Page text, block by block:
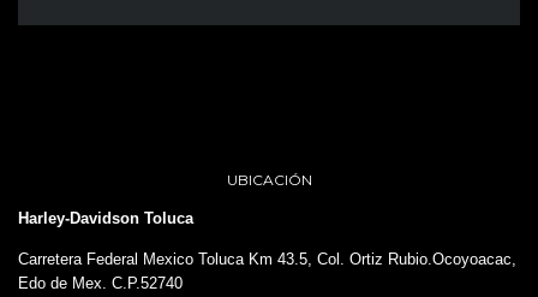
UBICACIÓN
Harley-Davidson Toluca
Carretera Federal Mexico Toluca Km 43.5, Col. Ortiz Rubio.Ocoyoacac,
Edo de Mex. C.P.52740